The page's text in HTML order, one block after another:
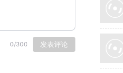
0/300 发表评论